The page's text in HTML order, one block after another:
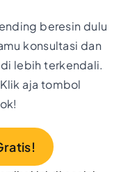
beresin dulu
konsultasi dan
lebih terkendali.
aja tombol